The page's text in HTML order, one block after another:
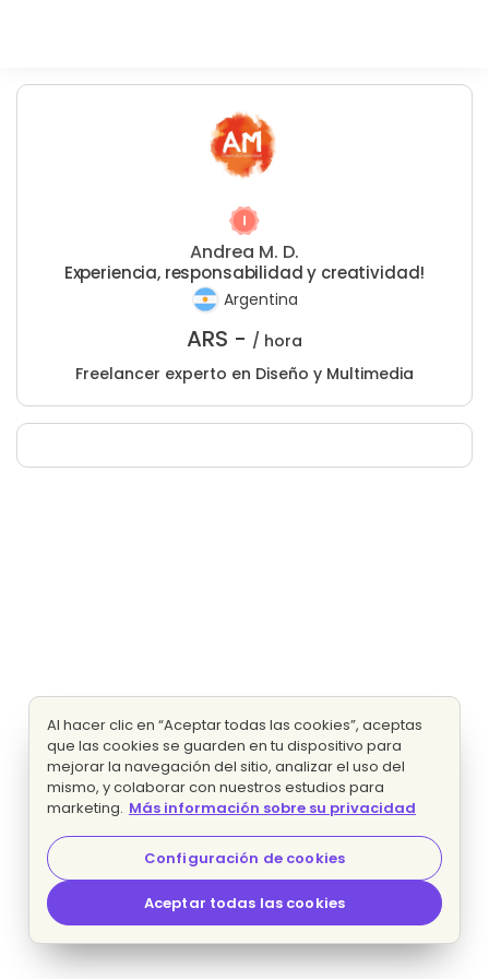
Andrea M. D.
Experiencia, responsabilidad y creatividad!
Argentina
ARS - / hora
Freelancer experto en Diseño y Multimedia
Al hacer clic en “Aceptar todas las cookies”, aceptas
que las cookies se guarden en tu dispositivo para
mejorar la navegación del sitio, analizar el uso del
mismo, y colaborar con nuestros estudios para
marketing. Más información sobre su privacidad
Configuración de cookies
Aceptar todas las cookies